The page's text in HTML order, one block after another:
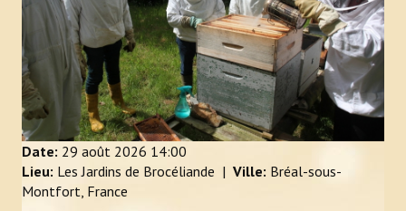
Animation et sensibilisation
LE RUCHER-ÉCOLE
Historique et objectifs du rucher-école
À lire, avant de se lancer
Inscriptions
Date: 29 août 2026 14:00
Lieu: Les Jardins de Brocéliande | Ville: Bréal-sous-
Montfort, France